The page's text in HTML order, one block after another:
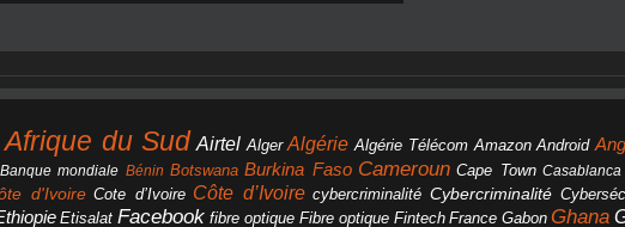
Afrique du Sud Airtel Alger Algérie Algérie Télécom Amazon Android
Banque mondiale Bénin Botswana Burkina Faso Cameroun Cape Town Casablanca
d'Ivoire Cote d’Ivoire Côte d’Ivoire cybercriminalité Cybercriminalité
Etisalat Facebook fibre optique Fibre optique Fintech France Gabon Ghana